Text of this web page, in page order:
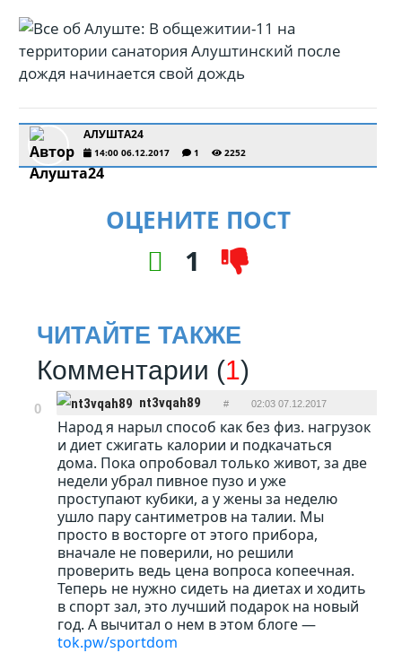
АЛУШТА24
14:00 06.12.2017 1 2252
ОЦЕНИТЕ ПОСТ
1
ЧИТАЙТЕ ТАКЖЕ
Комментарии (1)
0 nt3vqah89 # 02:03 07.12.2017
ОТВЕТИТЬ
Народ я нарыл способ как без физ. нагрузок
и диет сжигать калории и подкачаться
дома. Пока опробовал только живот, за две
недели убрал пивное пузо и уже
проступают кубики, а у жены за неделю
ушло пару сантиметров на талии. Мы
просто в восторге от этого прибора,
вначале не поверили, но решили
проверить ведь цена вопроса копеечная.
Теперь не нужно сидеть на диетах и ходить
в спорт зал, это лучший подарок на новый
год. А вычитал о нем в этом блоге —
tok.pw/sportdom